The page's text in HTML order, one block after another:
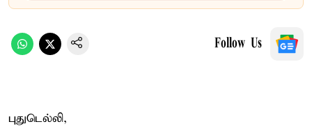
Follow Us
புதுடெல்லி,